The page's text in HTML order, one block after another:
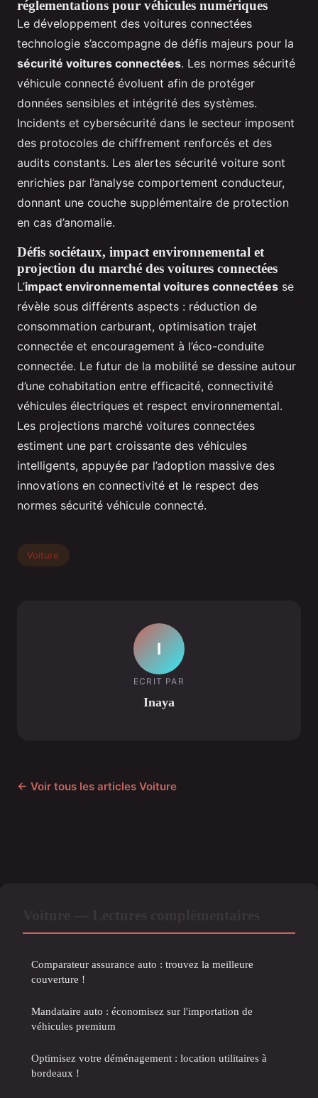
réglementations pour véhicules numériques
Le développement des voitures connectées
technologie s’accompagne de défis majeurs pour la
sécurité voitures connectées. Les normes sécurité
véhicule connecté évoluent afin de protéger
données sensibles et intégrité des systèmes.
Incidents et cybersécurité dans le secteur imposent
des protocoles de chiffrement renforcés et des
audits constants. Les alertes sécurité voiture sont
enrichies par l’analyse comportement conducteur,
donnant une couche supplémentaire de protection
en cas d’anomalie.
Défis sociétaux, impact environnemental et
projection du marché des voitures connectées
L’impact environnemental voitures connectées se
révèle sous différents aspects : réduction de
consommation carburant, optimisation trajet
connectée et encouragement à l’éco-conduite
connectée. Le futur de la mobilité se dessine autour
d’une cohabitation entre efficacité, connectivité
véhicules électriques et respect environnemental.
Les projections marché voitures connectées
estiment une part croissante des véhicules
intelligents, appuyée par l’adoption massive des
innovations en connectivité et le respect des
normes sécurité véhicule connecté.
Voiture
I
ECRIT PAR
Inaya
← Voir tous les articles Voiture
Comparateur assurance auto : trouvez la meilleure
couverture !
Mandataire auto : économisez sur l'importation de
véhicules premium
Optimisez votre déménagement : location utilitaires à
bordeaux !